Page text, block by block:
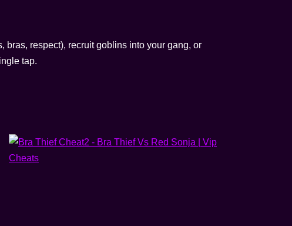
respect), recruit goblins into your gang, or
tap.